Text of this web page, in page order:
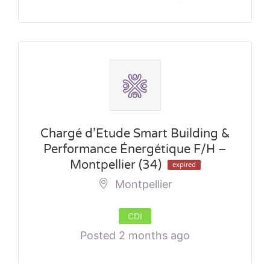
Chargé d’Etude Smart Building &
Performance Énergétique F/H –
Montpellier (34)
expired
Montpellier
CDI
Posted 2 months ago